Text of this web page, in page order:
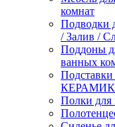
комнат
Подводки
/ Залив /
Поддоны
ванных
Полки для